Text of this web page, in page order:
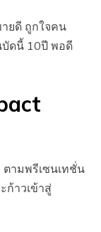
ยดี ถูกใจคน
ดนี้ 10ปี พอดี
ามพรีเซนเทชั่น
ก้าวเข้าสู่